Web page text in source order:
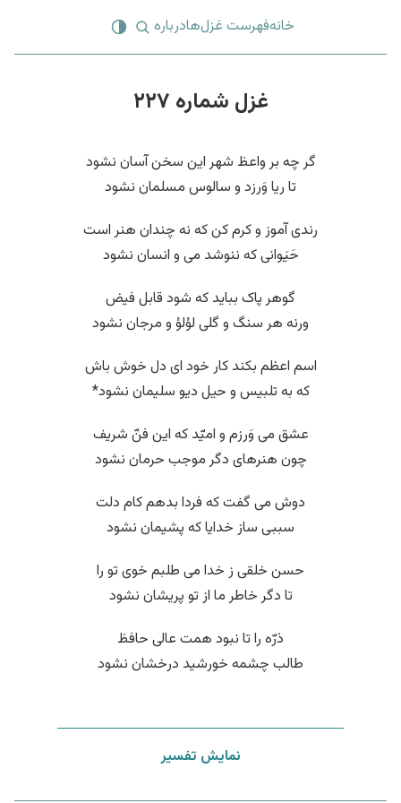
خانهفهرست غزل‌هادرباره
غزل شماره ۲۲۷
گر چه بر واعظ شهر این سخن آسان نشود
تا ریا وَرزد و سالوس مسلمان نشود
رندی آموز و کرم کن که نه چندان هنر است
حَیَوانی که ننوشد می و انسان نشود
گوهر پاک بباید که شود قابل فیض
ورنه هر سنگ و گلی لؤلؤ و مرجان نشود
اسم اعظم بکند کار خود ای دل خوش باش
که به تلبیس و حیل دیو سلیمان نشود*
عشق می وَرزم و امیّد که این فنّ شریف
چون هنرهای دگر موجب حرمان نشود
دوش می گفت که فردا بدهم کام دلت
سببی ساز خدایا که پشیمان نشود
حسن خلقی ز خدا می طلبم خوی تو را
تا دگر خاطر ما از تو پریشان نشود
ذرّه را تا نبود همت عالی حافظ
طالب چشمه خورشید درخشان نشود
نمایش تفسیر